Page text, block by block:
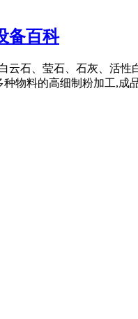
备百科
石、莹石、石灰、活
物料的高细制粉加工,成